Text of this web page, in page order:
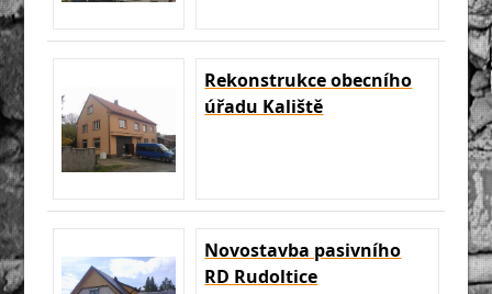
Rekonstrukce obecního
úřadu Kaliště
Novostavba pasivního
RD Rudoltice